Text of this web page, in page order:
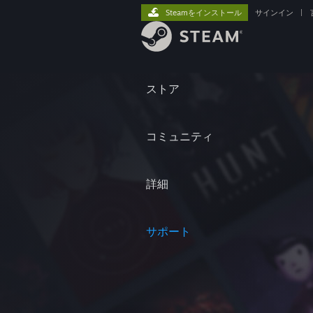
ストア
コミュニティ
詳細
サポート
Steamをインストール サインイン